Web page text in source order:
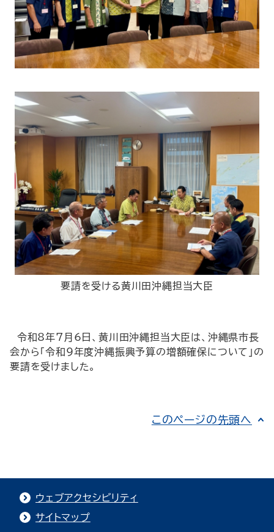
要請を受ける黄川田沖縄担当大臣
令和8年7月6日、黄川田沖縄担当大臣は、沖縄県市長
会から「令和9年度沖縄振興予算の増額確保について」の
要請を受けました。
このページの先頭へ
ウェブアクセシビリティ
サイトマップ